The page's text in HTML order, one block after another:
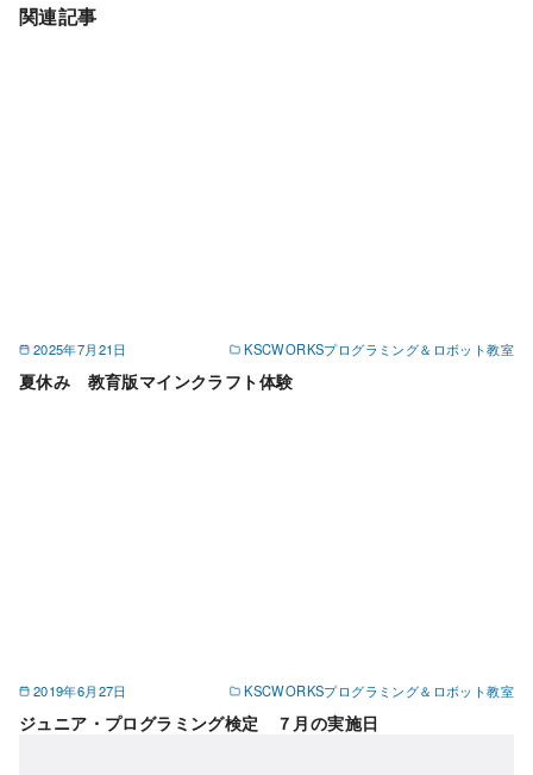
関連記事
2025年7月21日 KSCWORKSプログラミング＆ロボット教室
夏休み 教育版マインクラフト体験
2019年6月27日 KSCWORKSプログラミング＆ロボット教室
ジュニア・プログラミング検定 ７月の実施日